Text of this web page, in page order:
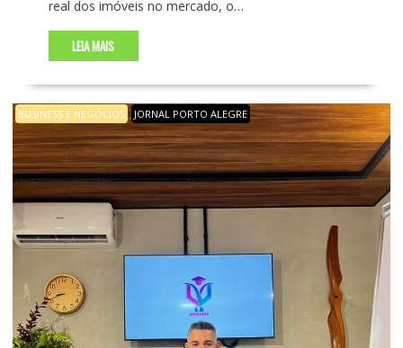
real dos imóveis no mercado, o…
LEIA MAIS
BUSINESS E NEGÓCIOS JORNAL PORTO ALEGRE